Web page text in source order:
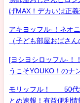
げMAX！デカいは正
アキヨッフル-！ネオ
（子ども部屋おばさ
[ヨシヨシロッフル-！
うこそYOUKO！のナ
モリッフル！ 50代
とめ速報！有益便利